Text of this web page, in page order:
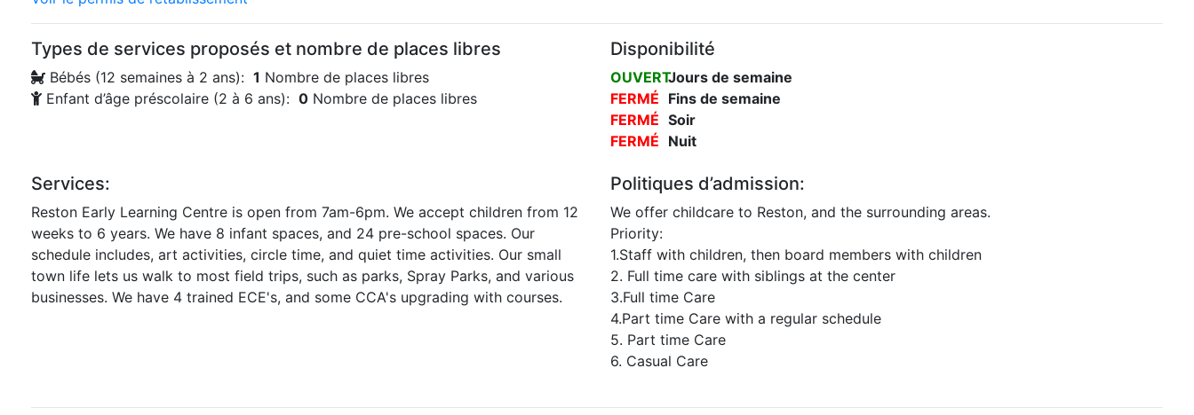
Types de services proposés et nombre de places libres
Bébés (12 semaines à 2 ans): 1 Nombre de places libres
Enfant d’âge préscolaire (2 à 6 ans): 0 Nombre de places libres
Disponibilité
OUVERTJours de semaine
FERMÉ Fins de semaine
FERMÉ Soir
FERMÉ Nuit
Services:
Reston Early Learning Centre is open from 7am-6pm. We accept children from 12
weeks to 6 years. We have 8 infant spaces, and 24 pre-school spaces. Our
schedule includes, art activities, circle time, and quiet time activities. Our small
town life lets us walk to most field trips, such as parks, Spray Parks, and various
businesses. We have 4 trained ECE's, and some CCA's upgrading with courses.
Politiques d’admission:
We offer childcare to Reston, and the surrounding areas.
Priority:
1.Staff with children, then board members with children
2. Full time care with siblings at the center
3.Full time Care
4.Part time Care with a regular schedule
5. Part time Care
6. Casual Care